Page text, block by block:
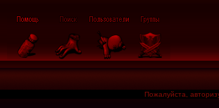
Пожалуйста,